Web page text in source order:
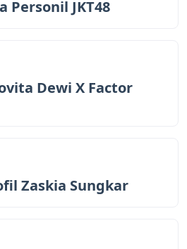
Personil JKT48
Dewi X Factor
Zaskia Sungkar